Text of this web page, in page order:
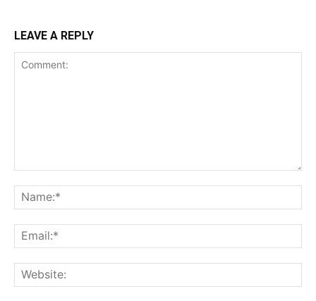
LEAVE A REPLY